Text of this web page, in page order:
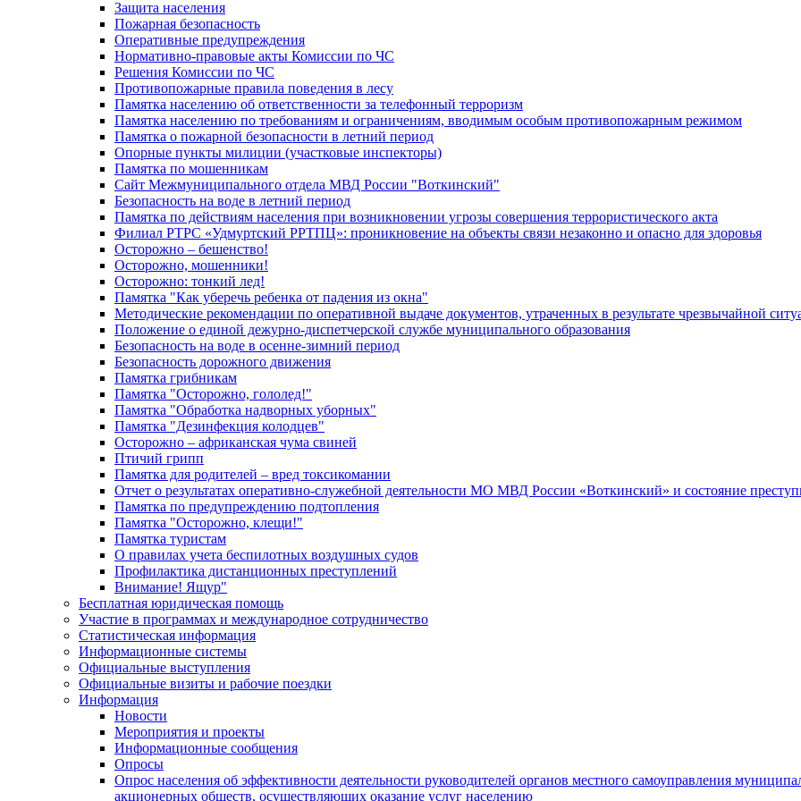
Защита населения
Пожарная безопасность
Оперативные предупреждения
Нормативно-правовые акты Комиссии по ЧС
Решения Комиссии по ЧС
Противопожарные правила поведения в лесу
Памятка населению об ответственности за телефонный терроризм
Памятка населению по требованиям и ограничениям, вводимым особым противопожарным режимом
Памятка о пожарной безопасности в летний период
Опорные пункты милиции (участковые инспекторы)
Памятка по мошенникам
Сайт Межмуниципального отдела МВД России "Воткинский"
Безопасность на воде в летний период
Памятка по действиям населения при возникновении угрозы совершения террористического акта
Филиал РТРС «Удмуртский РРТПЦ»: проникновение на объекты связи незаконно и опасно для здоровья
Осторожно – бешенство!
Осторожно, мошенники!
Осторожно: тонкий лед!
Памятка "Как уберечь ребенка от падения из окна"
Методические рекомендации по оперативной выдаче документов, утраченных в результате чрезвычайной
Положение о единой дежурно-диспетчерской службе муниципального образования
Безопасность на воде в осенне-зимний период
Безопасность дорожного движения
Памятка грибникам
Памятка "Осторожно, гололед!"
Памятка "Обработка надворных уборных"
Памятка "Дезинфекция колодцев"
Осторожно – африканская чума свиней
Птичий грипп
Памятка для родителей – вред токсикомании
Отчет о результатах оперативно-служебной деятельности МО МВД России «Воткинский» и состояние
Памятка по предупреждению подтопления
Памятка "Осторожно, клещи!"
Памятка туристам
О правилах учета беспилотных воздушных судов
Профилактика дистанционных преступлений
Внимание! Ящур"
Бесплатная юридическая помощь
Участие в программах и международное сотрудничество
Статистическая информация
Информационные системы
Официальные выступления
Официальные визиты и рабочие поездки
Информация
Новости
Мероприятия и проекты
Информационные сообщения
Опросы
Опрос населения об эффективности деятельности руководителей органов местного самоуправления
акционерных обществ, осуществляющих оказание услуг населению